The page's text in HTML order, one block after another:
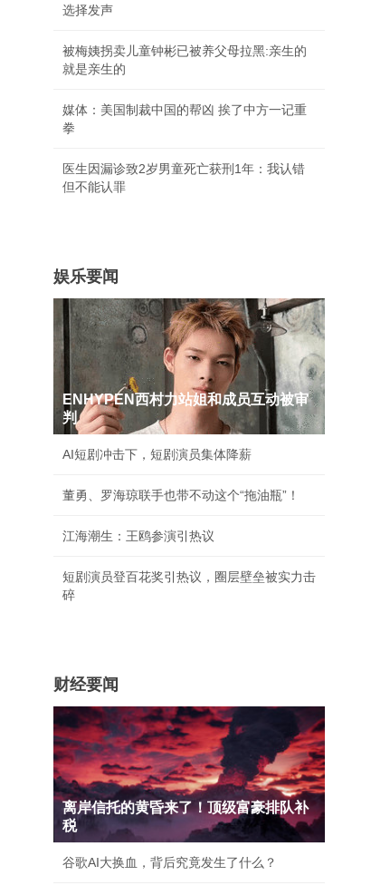
选择发声
被梅姨拐卖儿童钟彬已被养父母拉黑:亲生的
就是亲生的
媒体：美国制裁中国的帮凶 挨了中方一记重
拳
医生因漏诊致2岁男童死亡获刑1年：我认错
但不能认罪
娱乐要闻
ENHYPEN西村力站姐和成员互动被审
判
AI短剧冲击下，短剧演员集体降薪
董勇、罗海琼联手也带不动这个“拖油瓶”！
江海潮生：王鸥参演引热议
短剧演员登百花奖引热议，圈层壁垒被实力击
碎
财经要闻
离岸信托的黄昏来了！顶级富豪排队补
税
谷歌AI大换血，背后究竟发生了什么？